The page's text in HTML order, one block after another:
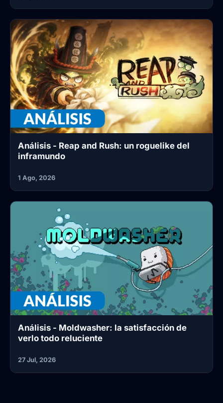
Análisis - Reap and Rush: un roguelike del
inframundo
1 Ago, 2026
Análisis - Moldwasher: la satisfacción de
verlo todo reluciente
27 Jul, 2026